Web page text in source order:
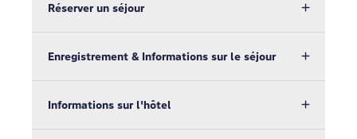
Réserver un séjour
Enregistrement & Informations sur le séjour
Informations sur l'hôtel